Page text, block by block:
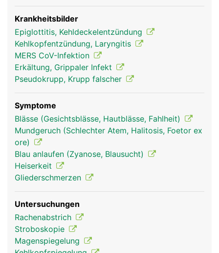
einen Staubsaugerschlauch. Die Innenwand wird
von einer Schleimhaut ausgekleidet, die mit
feinsten Flimmerhärchen ausgestattet ist. Der
Schleim fängt Fremdkörper wie Staub, Pollen oder
Bakterien ab, die mit der Luft eingeatmet werden
und die beweglichen Flimmerhärchen
transportieren den Schleim zurück in den Rachen
Luftröhre Frau
Krankheitsbilder
Epiglottitis, Kehldeckelentzündung
Kehlkopfentzündung, Laryngitis
MERS CoV-Infektion
Erkältung, Grippaler Infekt
Pseudokrupp, Krupp falscher
Symptome
Blässe (Gesichtsblässe, Hautblässe, Fahlheit)
Mundgeruch (Schlechter Atem, Halitosis, Foetor ex
ore)
Blau anlaufen (Zyanose, Blausucht)
Heiserkeit
Gliederschmerzen
Untersuchungen
Rachenabstrich
Stroboskopie
Magenspiegelung